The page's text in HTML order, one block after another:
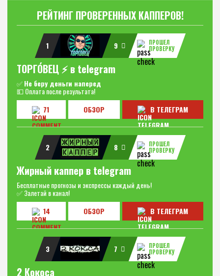
РЕЙТИНГ ПРОВЕРЕННЫХ КАППЕРОВ!
1 9
ПРОШЕЛ
ПРОВЕРКУ
ТОРГО́ВЕЦ ⚡️ в telegram
✅Не беру деньги наперед
💵 Оплата после результата!
71
ОБЗОР В ТЕЛЕГРАМ
2 8
ПРОШЕЛ
ПРОВЕРКУ
Жирный каппер в telegram
Бесплатные прогнозы и экспрессы каждый день!
✅ Залетай в канал!
14
ОБЗОР В ТЕЛЕГРАМ
3 7
ПРОШЕЛ
ПРОВЕРКУ
2 Кокоса